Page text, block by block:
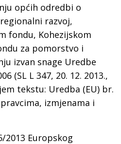
općih odredbi o
razvoj,
fondu, Kohezijskom
za pomorstvo i
izvan snage Uredbe
(SL L 347, 20. 12. 2013.,
tekstu: Uredba (EU) br.
izmjenama i
2013 Europskog